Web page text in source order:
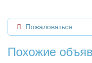
Пожаловаться
Похожие